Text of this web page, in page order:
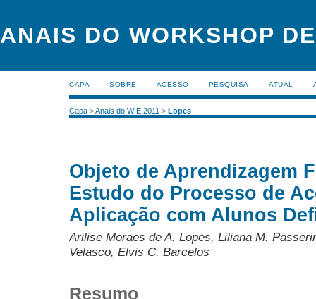
ANAIS DO WORKSHOP
CAPA SOBRE ACESSO PESQUISA ATUAL
Capa >Anais do WIE 2011 > Lopes
Objeto de Aprendizagem
Estudo do Processo de
Aplicação com Alunos
Arilise Moraes de A. Lopes, Liliana M.
Velasco, Elvis C. Barcelos
Resumo